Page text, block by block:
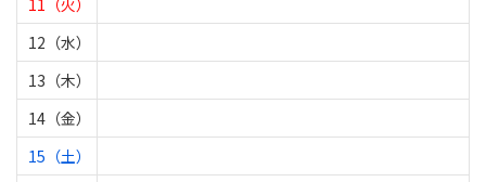
11（火）
12（水）
13（木）
14（金）
15（土）